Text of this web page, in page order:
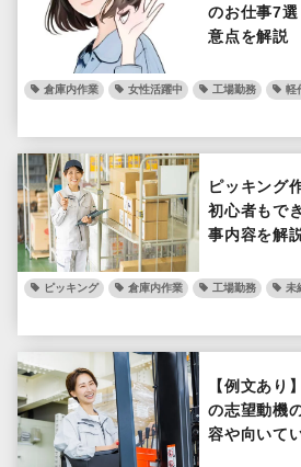
のお仕事7
意点を解説
倉庫内作業 女性活躍中 工場勤務 軽
ピッキング
初心者もで
事内容を解
ピッキング 倉庫内作業 工場勤務 未
【例文あり
の志望動機
容や向いて